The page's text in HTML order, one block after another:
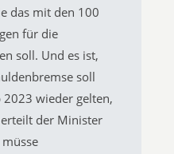
das mit den 100
für die
soll. Und es ist,
soll
wieder gelten,
der Minister